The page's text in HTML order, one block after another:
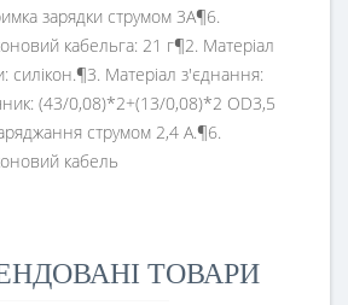
зарядки струмом 3А¶6.
кабельга: 21 г¶2. Матеріал
силікон.¶3. Матеріал з'єднання:
(43/0,08)*2+(13/0,08)*2 OD3,5
струмом 2,4 А.¶6.
кабель
ТОВАРИ